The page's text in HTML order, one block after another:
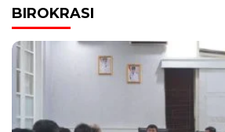
BIROKRASI